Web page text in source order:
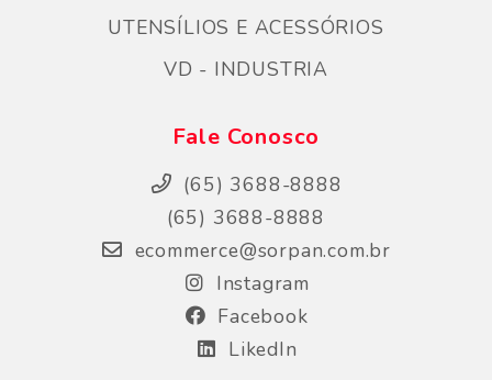
UTENSÍLIOS E ACESSÓRIOS
VD - INDUSTRIA
Fale Conosco
(65) 3688-8888
(65) 3688-8888
ecommerce@sorpan.com.br
Instagram
Facebook
LikedIn